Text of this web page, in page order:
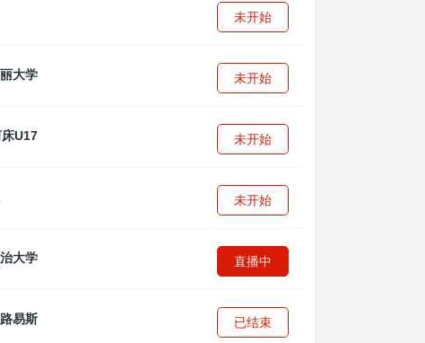
未开始
未开始
未开始
未开始
直播中
已结束